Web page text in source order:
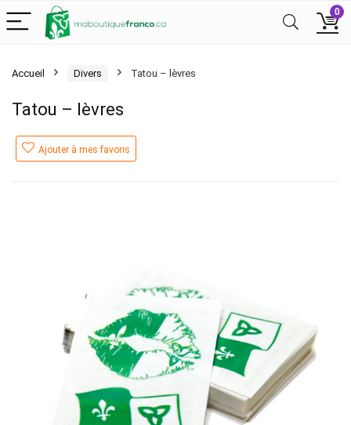
0
Accueil Divers Tatou – lèvres
Tatou – lèvres
Ajouter à mes favoris